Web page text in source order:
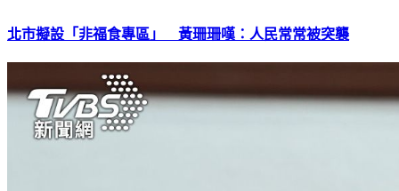
北市擬設「非福食專區」 黃珊珊嘆：人民常常被突襲